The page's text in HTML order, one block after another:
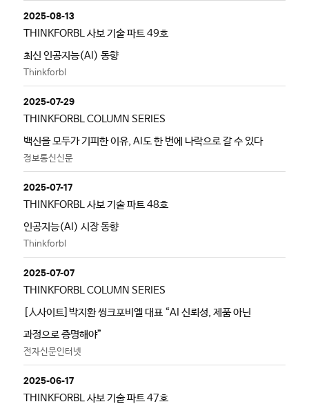
2025-08-13
THINKFORBL 사보 기술 파트 49호
최신 인공지능(AI) 동향
Thinkforbl
2025-07-29
THINKFORBL COLUMN SERIES
백신을 모두가 기피한 이유, AI도 한 번에 나락으로 갈 수 있다
정보통신신문
2025-07-17
THINKFORBL 사보 기술 파트 48호
인공지능(AI) 시장 동향
Thinkforbl
2025-07-07
THINKFORBL COLUMN SERIES
[人사이트]박지환 씽크포비엘 대표 “AI 신뢰성, 제품 아닌
과정으로 증명해야”
전자신문인터넷
2025-06-17
THINKFORBL 사보 기술 파트 47호